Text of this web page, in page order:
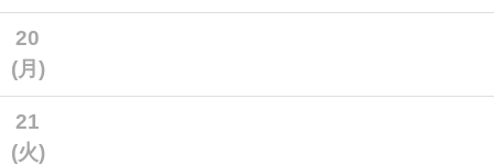
20
(月)
21
(火)